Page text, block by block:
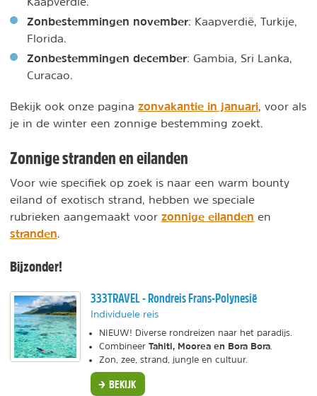
Zonbestemmingen november: Kaapverdië, Turkije,
Florida.
Zonbestemmingen december: Gambia, Sri Lanka,
Curacao.
Bekijk ook onze pagina zonvakantie in januari , voor als
je in de winter een zonnige bestemming zoekt.
Zonnige stranden en eilanden
Voor wie specifiek op zoek is naar een warm bounty
eiland of exotisch strand, hebben we speciale
rubrieken aangemaakt voor zonnige eilanden en
stranden
Bijzonder!
333TRAVEL - Rondreis Frans-Polynesië
Individuele reis
NIEUW! Diverse rondreizen naar het paradijs.
Combineer Tahiti, Moorea en Bora Bora
Zon, zee, strand, jungle en cultuur.
BEKIJK